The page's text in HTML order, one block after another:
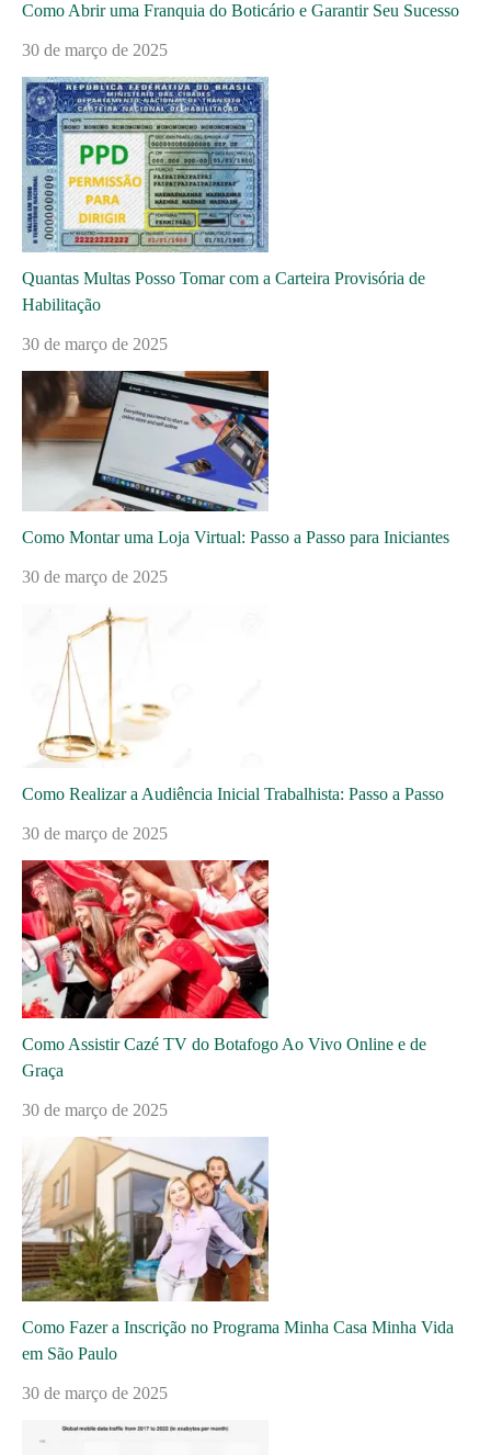
Como Abrir uma Franquia do Boticário e Garantir Seu Sucesso
30 de março de 2025
Quantas Multas Posso Tomar com a Carteira Provisória de
Habilitação
30 de março de 2025
Como Montar uma Loja Virtual: Passo a Passo para Iniciantes
30 de março de 2025
Como Realizar a Audiência Inicial Trabalhista: Passo a Passo
30 de março de 2025
Como Assistir Cazé TV do Botafogo Ao Vivo Online e de
Graça
30 de março de 2025
Como Fazer a Inscrição no Programa Minha Casa Minha Vida
em São Paulo
30 de março de 2025